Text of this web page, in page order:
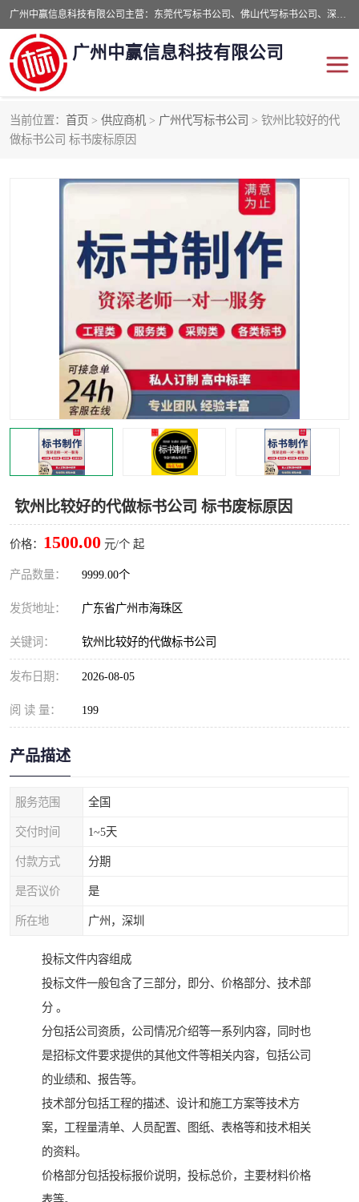
广州中赢信息科技有限公司主营：东莞代写标书公司、佛山代写标书公司、深圳代写标书公司等,食品类标书、工程类类标书,经验丰富的标书制作团队,24小时加急服务,多对一服务。
广州中赢信息科技有限公司
当前位置： 首页 > 供应商机 > 广州代写标书公司 > 钦州比较好的代
做标书公司 标书废标原因
钦州比较好的代做标书公司 标书废标原因
价格： 1500.00 元/个 起
产品数量： 9999.00个
发货地址： 广东省广州市海珠区
关键词： 钦州比较好的代做标书公司
发布日期： 2026-08-05
阅 读 量： 199
产品描述
服务范围 全国
交付时间 1~5天
付款方式 分期
是否议价 是
所在地 广州，深圳
投标文件内容组成
投标文件一般包含了三部分，即分、价格部分、技术部
分 。
分包括公司资质，公司情况介绍等一系列内容，同时也
是招标文件要求提供的其他文件等相关内容，包括公司
的业绩和、报告等。
技术部分包括工程的描述、设计和施工方案等技术方
案，工程量清单、人员配置、图纸、表格等和技术相关
的资料。
价格部分包括投标报价说明，投标总价，主要材料价格
东莞代写标书公司
深圳代写标书公司 广州代写标书公司